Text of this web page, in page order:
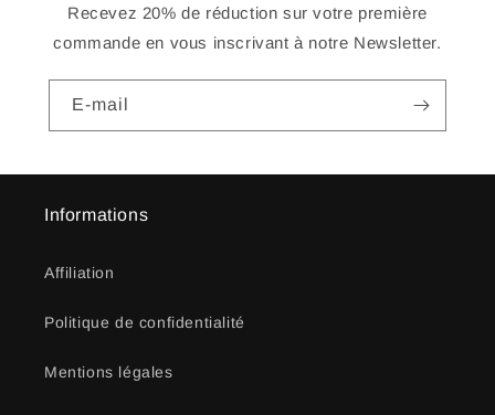
Recevez 20% de réduction sur votre première
commande en vous inscrivant à notre Newsletter.
E-mail
Informations
Affiliation
Politique de confidentialité
Mentions légales